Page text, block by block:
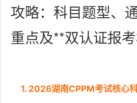
攻略：科目题型、
重点及**双认证报
1. 2026湖南CPPM考试核心